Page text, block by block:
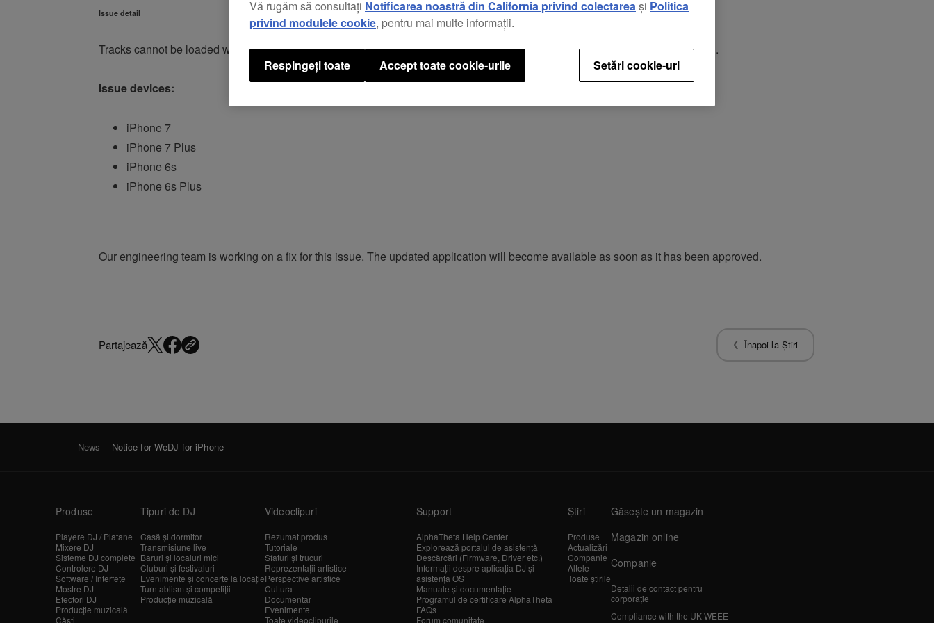
Issue detail
Tracks cannot be loaded when WeDJ is launched for the first time. When this happens, please exit the app and launch it again.
Issue devices:
iPhone 7
iPhone 7 Plus
iPhone 6s
iPhone 6s Plus
Our engineering team is working on a fix for this issue. The updated application will become available as soon as it has been approved.
Partajează Înapoi la Știri
News Notice for WeDJ for iPhone
Produse
Playere DJ / Platane
Mixere DJ
Sisteme DJ complete
Controlere DJ
Software / Interfețe
Mostre DJ
Efectori DJ
Producție muzicală
Căști
Tipuri de DJ
Casă și dormitor
Transmisiune live
Baruri și localuri mici
Cluburi și festivaluri
Evenimente și concerte la locație
Turntablism și competiții
Producție muzicală
Videoclipuri
Rezumat produs
Tutoriale
Sfaturi și trucuri
Reprezentații artistice
Perspective artistice
Cultura
Documentar
Evenimente
Toate videoclipurile
Support
AlphaTheta Help Center
Explorează portalul de asistență
Descărcări (Firmware, Driver etc.)
Informații despre aplicația DJ și
asistența OS
Manuale și documentație
Programul de certificare AlphaTheta
FAQs
Forum comunitate
Știri
Produse
Actualizări
Companie
Altele
Toate știrile
Găsește un magazin
Magazin online
Companie
Detalii de contact pentru
corporație
Compliance with the UK WEEE
Vă rugăm să consultați Notificarea noastră din California privind colectareași Politica
privind modulele cookie, pentru mai multe informații.
Setări cookie-uri
Respingeți toate Accept toate cookie-urile